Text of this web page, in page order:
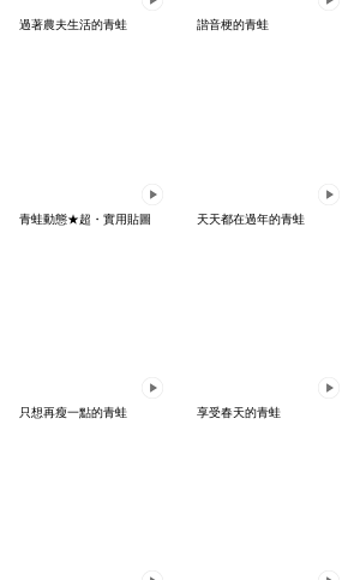
過著農夫生活的青蛙 諧音梗的青蛙
青蛙動態★超・實用貼圖 天天都在過年的青蛙
只想再瘦一點的青蛙 享受春天的青蛙